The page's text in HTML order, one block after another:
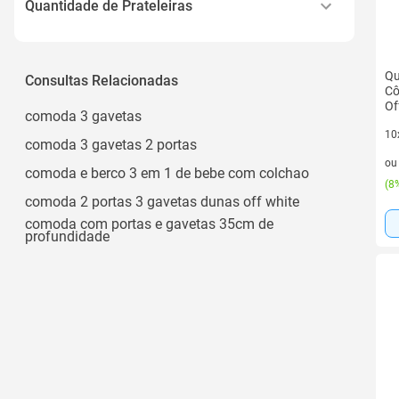
Casal
Ver todos
Quantidade de Prateleiras
3 Prateleiras
Consultas Relacionadas
comoda 3 gavetas
comoda 3 gavetas 2 portas
comoda e berco 3 em 1 de bebe com colchao
comoda 2 portas 3 gavetas dunas off white
comoda com portas e gavetas 35cm de
profundidade
ou
(